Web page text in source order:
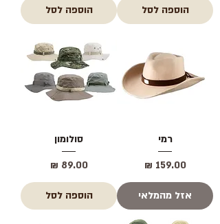
הוספה לסל הוספה לסל
רמי
מחיר‏159.00 ‏₪
אזל מהמלאי
סולומון
מחיר‏89.00 ‏₪
הוספה לסל